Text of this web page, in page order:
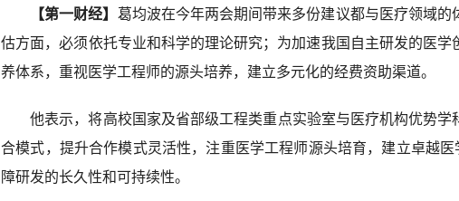
【第一财经】 葛均波在今年两会期间带来多份建议都与医疗领域
估方面，必须依托专业和科学的理论研究；为加速我国自主研发的医
养体系，重视医学工程师的源头培养，建立多元化的经费资助渠道。
他表示，将高校国家及省部级工程类重点实验室与医疗机构优势
合模式，提升合作模式灵活性，注重医学工程师源头培育，建立卓越
障研发的长久性和可持续性。